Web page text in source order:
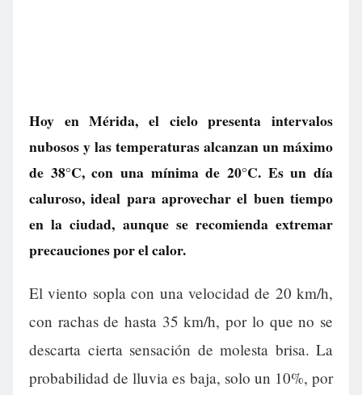
Hoy en Mérida, el cielo presenta intervalos
nubosos y las temperaturas alcanzan un máximo
de 38°C, con una mínima de 20°C. Es un día
caluroso, ideal para aprovechar el buen tiempo
en la ciudad, aunque se recomienda extremar
precauciones por el calor.
El viento sopla con una velocidad de 20 km/h,
con rachas de hasta 35 km/h, por lo que no se
descarta cierta sensación de molesta brisa. La
probabilidad de lluvia es baja, solo un 10%, por